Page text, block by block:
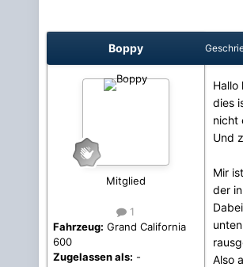
Boppy
Mitglied
1
Fahrzeug: Grand California
600
Zugelassen als: -
Hallo
dies
nicht
Und
Mir
der
Also